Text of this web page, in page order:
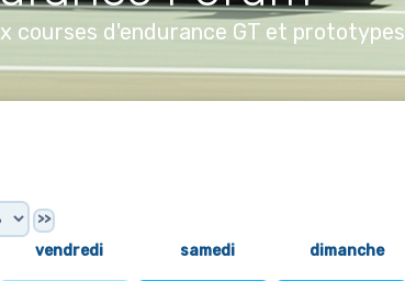
courses d'endurance GT et prototypes
>>
vendredi samedi dimanche